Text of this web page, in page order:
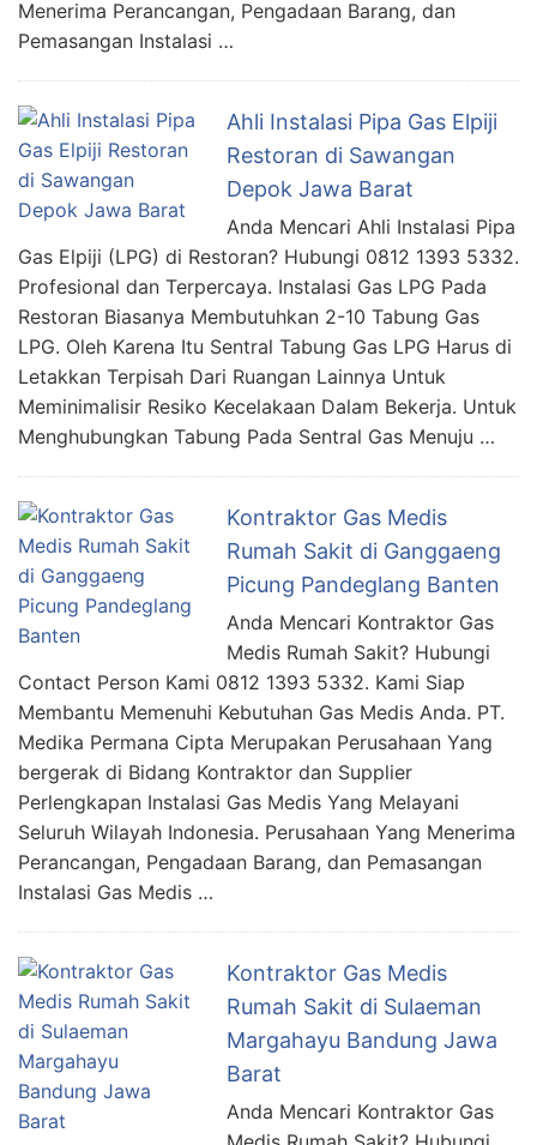
Menerima Perancangan, Pengadaan Barang, dan
Pemasangan Instalasi …
Ahli Instalasi Pipa Gas Elpiji
Restoran di Sawangan
Depok Jawa Barat
Anda Mencari Ahli Instalasi Pipa
Gas Elpiji (LPG) di Restoran? Hubungi 0812 1393 5332.
Profesional dan Terpercaya. Instalasi Gas LPG Pada
Restoran Biasanya Membutuhkan 2-10 Tabung Gas
LPG. Oleh Karena Itu Sentral Tabung Gas LPG Harus di
Letakkan Terpisah Dari Ruangan Lainnya Untuk
Meminimalisir Resiko Kecelakaan Dalam Bekerja. Untuk
Menghubungkan Tabung Pada Sentral Gas Menuju …
Kontraktor Gas Medis
Rumah Sakit di Ganggaeng
Picung Pandeglang Banten
Anda Mencari Kontraktor Gas
Medis Rumah Sakit? Hubungi
Contact Person Kami 0812 1393 5332. Kami Siap
Membantu Memenuhi Kebutuhan Gas Medis Anda. PT.
Medika Permana Cipta Merupakan Perusahaan Yang
bergerak di Bidang Kontraktor dan Supplier
Perlengkapan Instalasi Gas Medis Yang Melayani
Seluruh Wilayah Indonesia. Perusahaan Yang Menerima
Perancangan, Pengadaan Barang, dan Pemasangan
Instalasi Gas Medis …
Kontraktor Gas Medis
Rumah Sakit di Sulaeman
Margahayu Bandung Jawa
Barat
Anda Mencari Kontraktor Gas